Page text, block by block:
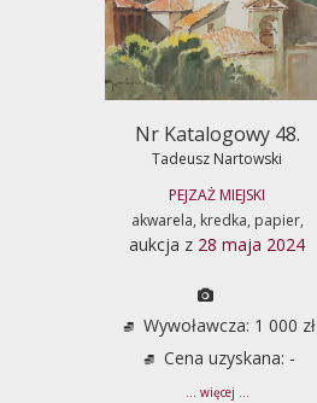
Nr Katalogowy 48.
Tadeusz Nartowski
PEJZAŻ MIEJSKI
akwarela, kredka, papier,
aukcja z 28 maja 2024
Wywoławcza: 1 000 zł
Cena uzyskana: -
... więcej ...